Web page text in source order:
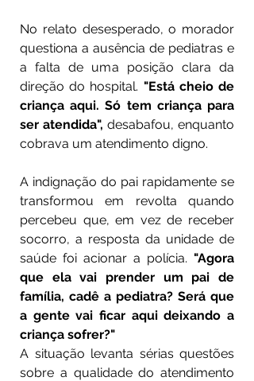
No relato desesperado, o morador
questiona a ausência de pediatras e
a falta de uma posição clara da
direção do hospital. "Está cheio de
criança aqui. Só tem criança para
ser atendida", desabafou, enquanto
cobrava um atendimento digno.
A indignação do pai rapidamente se
transformou em revolta quando
percebeu que, em vez de receber
socorro, a resposta da unidade de
saúde foi acionar a polícia. "Agora
que ela vai prender um pai de
família, cadê a pediatra? Será que
a gente vai ficar aqui deixando a
criança sofrer?"
A situação levanta sérias questões
sobre a qualidade do atendimento